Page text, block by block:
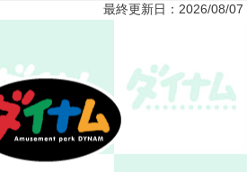
最終更新日：2026/08/07